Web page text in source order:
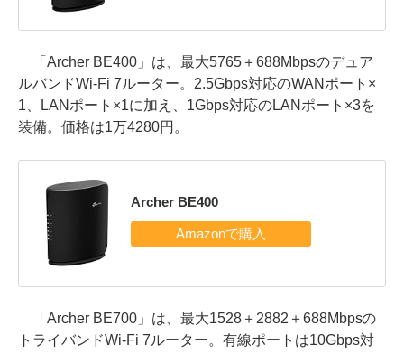
「Archer BE400」は、最大5765＋688Mbpsのデュア
ルバンドWi-Fi 7ルーター。2.5Gbps対応のWANポート×
1、LANポート×1に加え、1Gbps対応のLANポート×3を
装備。価格は1万4280円。
Archer BE400
「Archer BE700」は、最大1528＋2882＋688Mbpsの
トライバンドWi-Fi 7ルーター。有線ポートは10Gbps対